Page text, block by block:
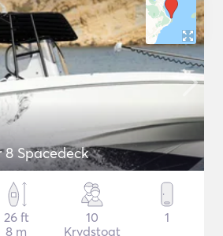
8 Spacedeck
26 ft
8 m
10
Krydstogt
1